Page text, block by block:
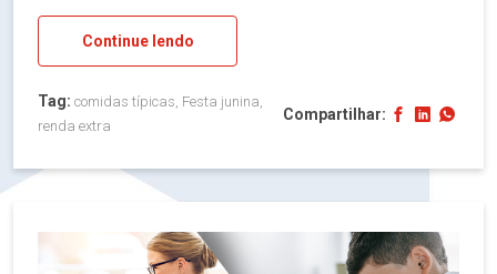
Continue lendo
Tag: comidas típicas, Festa junina,
renda extra
Compartilhar: